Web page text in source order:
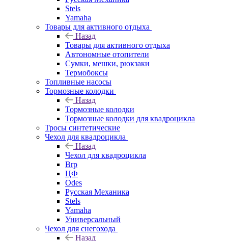
Stels
Yamaha
Товары для активного отдыха
Назад
Товары для активного отдыха
Автономные отопители
Сумки, мешки, рюкзаки
Термобоксы
Топливные насосы
Тормозные колодки
Назад
Тормозные колодки
Тормозные колодки для квадроцикла
Тросы синтетические
Чехол для квадроцикла
Назад
Чехол для квадроцикла
Brp
ЦФ
Odes
Русская Механика
Stels
Yamaha
Универсальный
Чехол для снегохода
Назад